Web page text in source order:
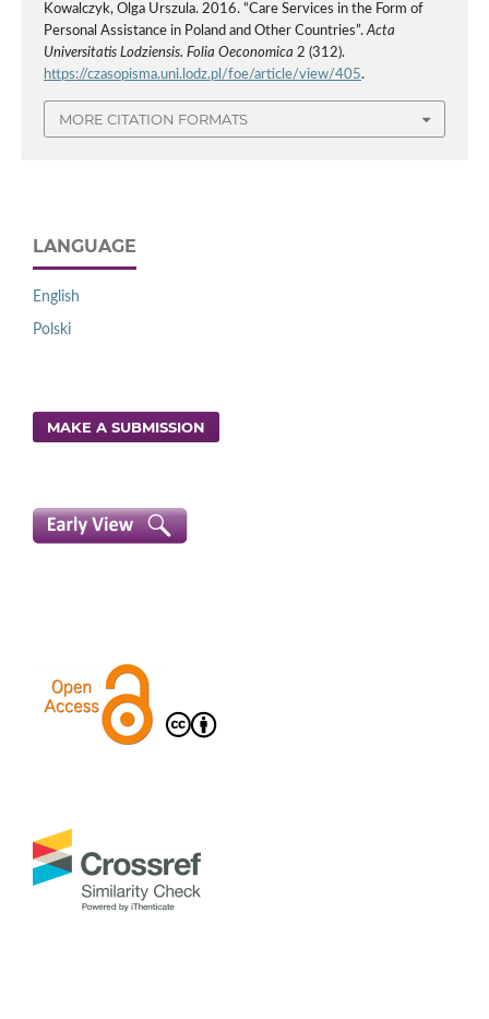
Kowalczyk, Olga Urszula. 2016. “Care Services in the Form of
Personal Assistance in Poland and Other Countries”.Acta
Universitatis Lodziensis. Folia Oeconomica 2 (312).
https://czasopisma.uni.lodz.pl/foe/article/view/405.
MORE CITATION FORMATS
LANGUAGE
English
Polski
MAKE A SUBMISSION